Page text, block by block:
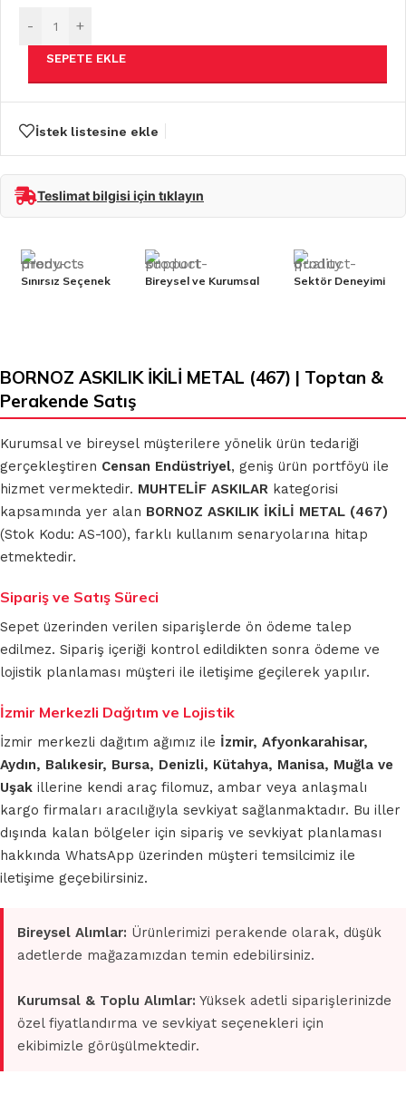
- +
SEPETE EKLE
İstek listesine ekle
Teslimat bilgisi için tıklayın
Sınırsız Seçenek Bireysel ve Kurumsal Sektör Deneyimi
BORNOZ ASKILIK İKİLİ METAL (467) | Toptan &
Perakende Satış
Kurumsal ve bireysel müşterilere yönelik ürün tedariği
gerçekleştiren Censan Endüstriyel, geniş ürün portföyü ile
hizmet vermektedir. MUHTELİF ASKILAR kategorisi
kapsamında yer alan BORNOZ ASKILIK İKİLİ METAL (467)
(Stok Kodu: AS-100), farklı kullanım senaryolarına hitap
etmektedir.
Sipariş ve Satış Süreci
Sepet üzerinden verilen siparişlerde ön ödeme talep
edilmez. Sipariş içeriği kontrol edildikten sonra ödeme ve
lojistik planlaması müşteri ile iletişime geçilerek yapılır.
İzmir Merkezli Dağıtım ve Lojistik
İzmir merkezli dağıtım ağımız ile İzmir, Afyonkarahisar,
Aydın, Balıkesir, Bursa, Denizli, Kütahya, Manisa, Muğla ve
Uşak illerine kendi araç filomuz, ambar veya anlaşmalı
kargo firmaları aracılığıyla sevkiyat sağlanmaktadır. Bu iller
dışında kalan bölgeler için sipariş ve sevkiyat planlaması
hakkında WhatsApp üzerinden müşteri temsilcimiz ile
iletişime geçebilirsiniz.
Bireysel Alımlar: Ürünlerimizi perakende olarak, düşük
adetlerde mağazamızdan temin edebilirsiniz.
Kurumsal & Toplu Alımlar: Yüksek adetli siparişlerinizde
özel fiyatlandırma ve sevkiyat seçenekleri için
ekibimizle görüşülmektedir.